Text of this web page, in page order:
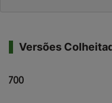
Versões
700